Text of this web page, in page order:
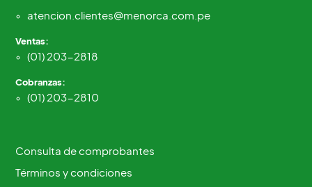
atencion.clientes@menorca.com.pe
Ventas:
(01) 203-2818
Cobranzas:
(01) 203-2810
Consulta de comprobantes
Términos y condiciones